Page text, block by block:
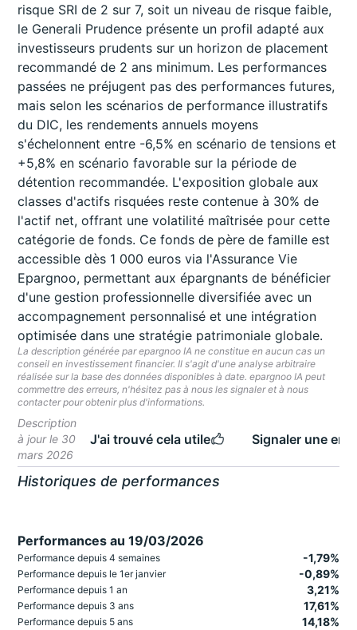
risque SRI de 2 sur 7, soit un niveau de risque faible,
le Generali Prudence présente un profil adapté aux
investisseurs prudents sur un horizon de placement
recommandé de 2 ans minimum. Les performances
passées ne préjugent pas des performances futures,
mais selon les scénarios de performance illustratifs
du DIC, les rendements annuels moyens
s'échelonnent entre -6,5% en scénario de tensions et
+5,8% en scénario favorable sur la période de
détention recommandée. L'exposition globale aux
classes d'actifs risquées reste contenue à 30% de
l'actif net, offrant une volatilité maîtrisée pour cette
catégorie de fonds. Ce fonds de père de famille est
accessible dès 1 000 euros via l'Assurance Vie
Epargnoo, permettant aux épargnants de bénéficier
d'une gestion professionnelle diversifiée avec un
accompagnement personnalisé et une intégration
optimisée dans une stratégie patrimoniale globale.
La description générée par epargnoo IA ne constitue en aucun cas un
conseil en investissement financier. Il s'agit d'une analyse arbitraire
réalisée sur la base des données disponibles à date. epargnoo IA peut
commettre des erreurs, n'hésitez pas à nous les signaler et à nous
contacter pour obtenir plus d'informations.
Description
à jour le 30
mars 2026
J'ai trouvé cela utile Signaler une
Historiques de performances
Performances au 19/03/2026
Performance depuis 4 semaines -1,79%
Performance depuis le 1er janvier -0,89%
Performance depuis 1 an 3,21%
Performance depuis 3 ans 17,61%
Performance depuis 5 ans 14,18%